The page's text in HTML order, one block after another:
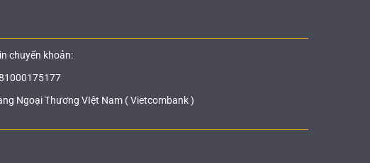
chuyển khoản:
Ngoại Thương VIệt Nam ( Vietcombank )